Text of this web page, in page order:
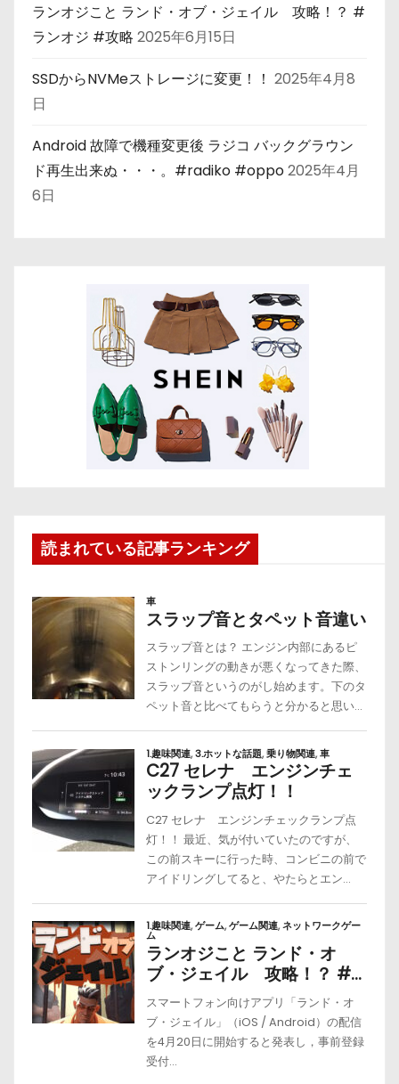
ランオジこと ランド・オブ・ジェイル 攻略！？ #
ランオジ #攻略 2025年6月15日
SSDからNVMeストレージに変更！！ 2025年4月8
日
Android 故障で機種変更後 ラジコ バックグラウン
ド再生出来ぬ・・・。#radiko #oppo2025年4月
6日
読まれている記事ランキング